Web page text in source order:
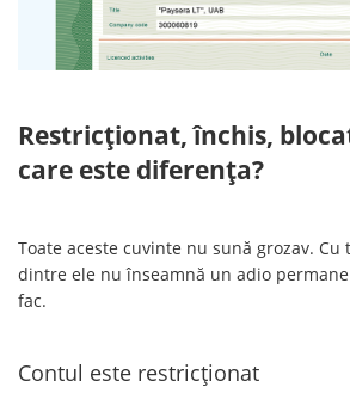
Restricționat, închis,
care este diferența?
Toate aceste cuvinte nu sună grozav. Cu
dintre ele nu înseamnă un adio
fac.
Contul este restricționat